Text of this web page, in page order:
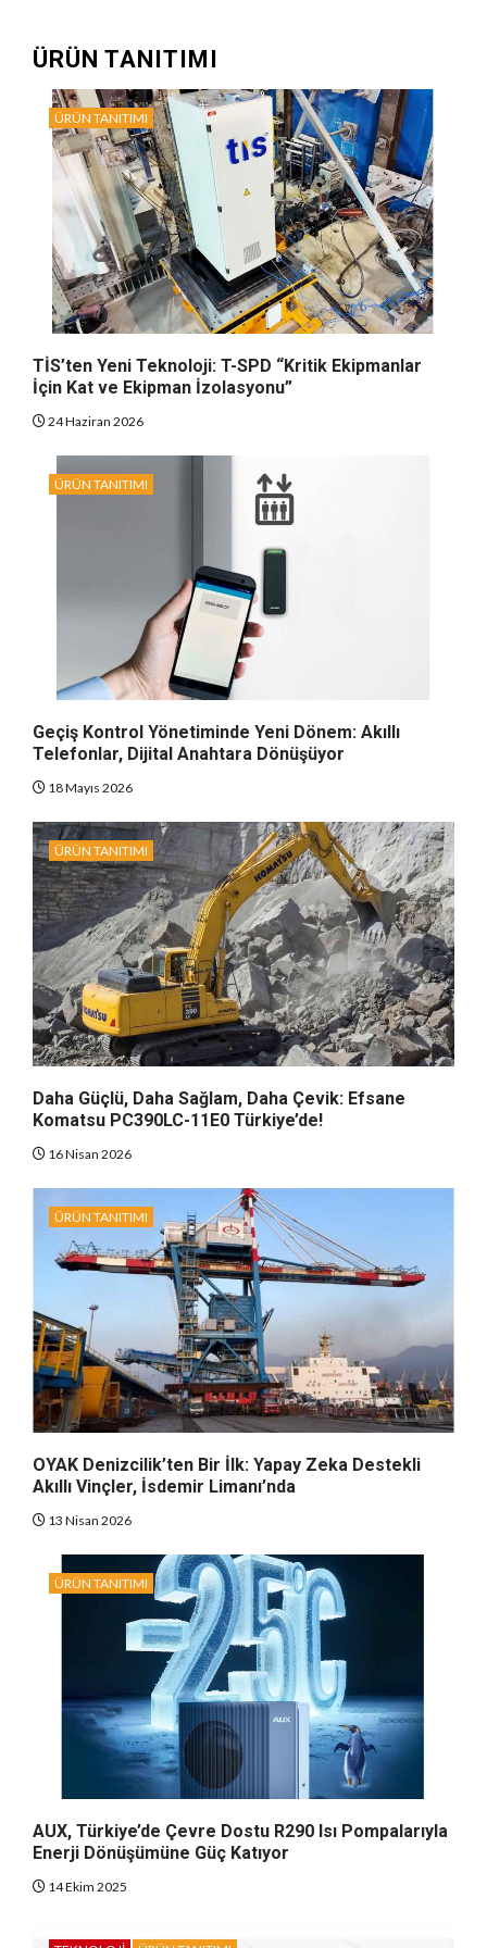
ÜRÜN TANITIMI
ÜRÜN TANITIMI
TİS’ten Yeni Teknoloji: T-SPD “Kritik Ekipmanlar
İçin Kat ve Ekipman İzolasyonu”
24 Haziran 2026
ÜRÜN TANITIMI
Geçiş Kontrol Yönetiminde Yeni Dönem: Akıllı
Telefonlar, Dijital Anahtara Dönüşüyor
18 Mayıs 2026
ÜRÜN TANITIMI
Daha Güçlü, Daha Sağlam, Daha Çevik: Efsane
Komatsu PC390LC-11E0 Türkiye’de!
16 Nisan 2026
ÜRÜN TANITIMI
OYAK Denizcilik’ten Bir İlk: Yapay Zeka Destekli
Akıllı Vinçler, İsdemir Limanı’nda
13 Nisan 2026
ÜRÜN TANITIMI
AUX, Türkiye’de Çevre Dostu R290 Isı Pompalarıyla
Enerji Dönüşümüne Güç Katıyor
14 Ekim 2025